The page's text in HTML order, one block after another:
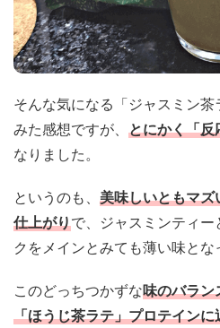
そんな気になる「ジャスミン
みた感想ですが、 とにかく「反
なりました。
というのも、 美味しいともマ
仕上がりで、ジャスミンティ
クをメインとみても薄い味とな
このどっちつかずな味のバラン
「ほうじ茶ラテ」プロテインに